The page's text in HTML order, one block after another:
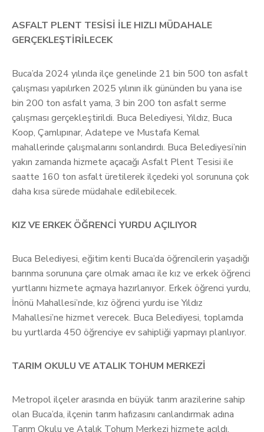
ASFALT PLENT TESİSİ İLE HIZLI MÜDAHALE
GERÇEKLEŞTİRİLECEK
Buca’da 2024 yılında ilçe genelinde 21 bin 500 ton asfalt
çalışması yapılırken 2025 yılının ilk gününden bu yana ise
bin 200 ton asfalt yama, 3 bin 200 ton asfalt serme
çalışması gerçekleştirildi. Buca Belediyesi, Yıldız, Buca
Koop, Çamlıpınar, Adatepe ve Mustafa Kemal
mahallerinde çalışmalarını sonlandırdı. Buca Belediyesi’nin
yakın zamanda hizmete açacağı Asfalt Plent Tesisi ile
saatte 160 ton asfalt üretilerek ilçedeki yol sorununa çok
daha kısa sürede müdahale edilebilecek.
KIZ VE ERKEK ÖĞRENCİ YURDU AÇILIYOR
Buca Belediyesi, eğitim kenti Buca’da öğrencilerin yaşadığı
barınma sorununa çare olmak amacı ile kız ve erkek öğrenci
yurtlarını hizmete açmaya hazırlanıyor. Erkek öğrenci yurdu,
İnönü Mahallesi’nde, kız öğrenci yurdu ise Yıldız
Mahallesi’ne hizmet verecek. Buca Belediyesi, toplamda
bu yurtlarda 450 öğrenciye ev sahipliği yapmayı planlıyor.
TARIM OKULU VE ATALIK TOHUM MERKEZİ
Metropol ilçeler arasında en büyük tarım arazilerine sahip
olan Buca’da, ilçenin tarım hafızasını canlandırmak adına
Tarım Okulu ve Atalık Tohum Merkezi hizmete açıldı.